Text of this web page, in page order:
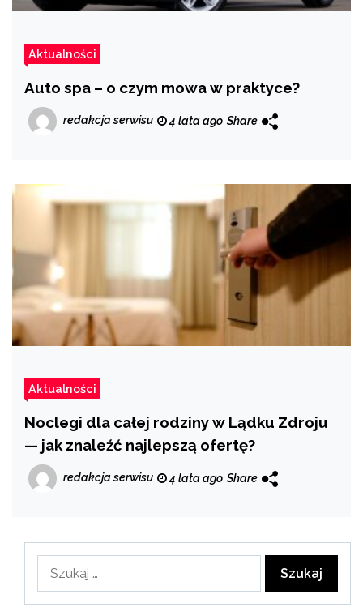
Aktualności
Auto spa – o czym mowa w praktyce?
redakcja serwisu 4 lata ago Share
Aktualności
Noclegi dla całej rodziny w Lądku Zdroju
— jak znaleźć najlepszą ofertę?
redakcja serwisu 4 lata ago Share